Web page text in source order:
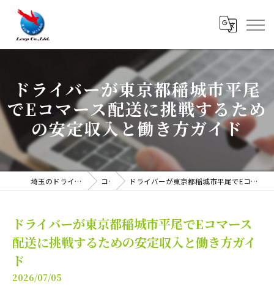
ドライバーが東京都稲城市平尾
でEコマース配送に挑戦するため
の安定収入と働き方ガイド
埼玉のドライバーは株式会社リープ コラム ドライバーが東京都稲城市平尾でEコマース配送に挑戦するための安定収入と働き方ガイド
ドライバーが東京都稲城市平尾でEコマース
配送に挑戦するための安定収入と働き方ガイ
ド
2026/07/05